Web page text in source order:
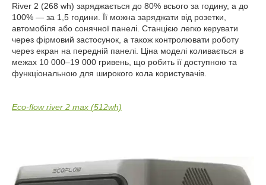
River 2 (268 wh) заряджається до 80% всього за годину, а до
100% — за 1,5 години. Її можна заряджати від розетки,
автомобіля або сонячної панелі. Станцією легко керувати
через фірмовий застосунок, а також контролювати роботу
через екран на передній панелі. Ціна моделі коливається в
межах 10 000–19 000 гривень, що робить її доступною та
функціональною для широкого кола користувачів.
Eco-flow river 2 max (512wh)